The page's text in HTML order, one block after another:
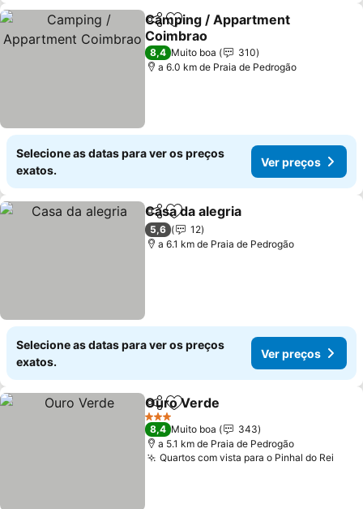
PartilharAdicionar aos favoritos
Camping / Appartment
Coimbrao
Ver preços
8,4 Muito boa
310
a 6.0 km de Praia de Pedrogão
Selecione as datas para ver os preços
exatos.
Ver preços
PartilharAdicionar aos favoritos
Casa da alegria
5,6
12
a 6.1 km de Praia de Pedrogão
Selecione as datas para ver os preços
exatos.
Ver preços
PartilharAdicionar aos favoritos
Ouro Verde
3 Estrelas
8,4 Muito boa
343
a 5.1 km de Praia de Pedrogão
Quartos com vista para o Pinhal do Rei